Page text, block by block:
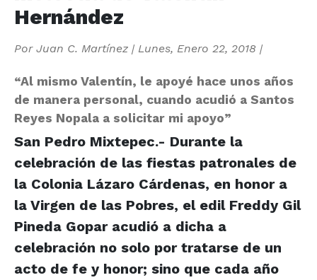
Hernández
Por Juan C. Martínez | Lunes, Enero 22, 2018 |
“Al mismo Valentín, le apoyé hace unos años
de manera personal, cuando acudió a Santos
Reyes Nopala a solicitar mi apoyo”
San Pedro Mixtepec.- Durante la
celebración de las fiestas patronales de
la Colonia Lázaro Cárdenas, en honor a
la Virgen de las Pobres, el edil Freddy Gil
Pineda Gopar acudió a dicha a
celebración no solo por tratarse de un
acto de fe y honor; sino que cada año